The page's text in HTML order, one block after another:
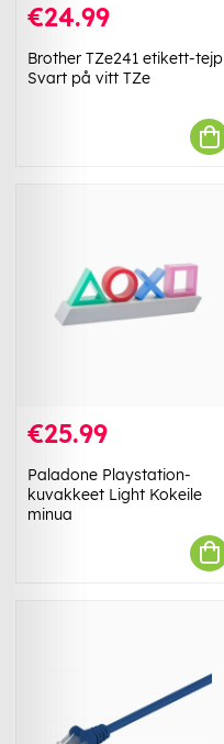
€24.99
Brother TZe241 etikett-tejp
Svart på vitt TZe
€25.99
Paladone Playstation-
kuvakkeet Light Kokeile
minua